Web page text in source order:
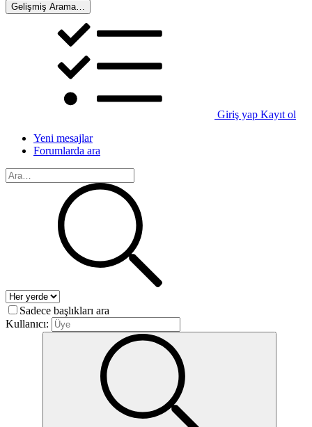
Gelişmiş Arama…
Giriş yap Kayıt ol
Yeni mesajlar
Forumlarda ara
Sadece başlıkları ara
Kullanıcı: